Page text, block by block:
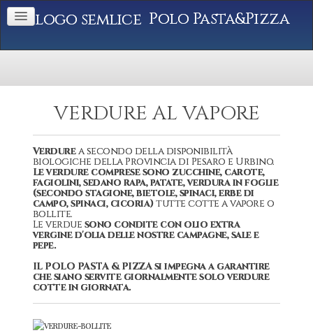
Polo Pasta&Pizza
VERDURE AL VAPORE
Verdurea secondo della disponibilità
biologiche della Provincia di Pesaro e Urbino.
Le verdure comprese sono zucchine, carote,
fagiolini, sedano rapa, patate, verdura in foglie
(secondo stagione, bietole, spinaci, erbe di
campo, spinaci, cicoria)tutte cotte a vapore o
bollite.
Le verdue sono condite con olio extra
vergine d'olia delle nostre campagne, sale e
pepe.
IL POLO PASTA & PIZZA si impegna a garantire
che siano servite giornalmente solo verdure
cotte in giornata.